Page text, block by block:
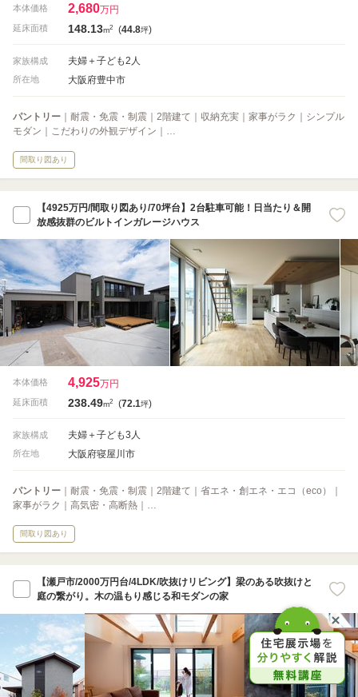
本体価格 2,680万円
延床面積 148.13m2 (44.8坪)
家族構成 夫婦＋子ども2人
所在地 大阪府豊中市
パントリー ｜耐震・免震・制震｜2階建て｜収納充実｜家事がラク｜シンプル
モダン｜こだわりの外観デザイン｜…
間取り図あり
【4925万円/間取り図あり/70坪台】2台駐車可能！日当たり＆開
放感抜群のビルトインガレージハウス
本体価格 4,925万円
延床面積 238.49m2 (72.1坪)
家族構成 夫婦＋子ども3人
所在地 大阪府寝屋川市
パントリー ｜耐震・免震・制震｜2階建て｜省エネ・創エネ・エコ（eco）｜
家事がラク｜高気密・高断熱｜…
間取り図あり
【瀬戸市/2000万円台/4LDK/吹抜けリビング】梁のある吹抜けと
庭の繋がり。木の温もり感じる和モダンの家